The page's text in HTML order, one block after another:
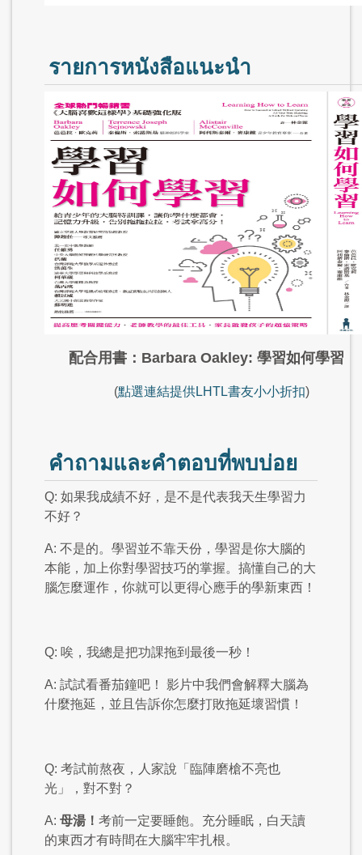
รายการหนังสือแนะนำ
配合用書：Barbara Oakley: 學習如何學習
(點選連結提供LHTL書友小小折扣)
คำถามและคำตอบที่พบบ่อย
Q: 如果我成績不好，是不是代表我天生學習力
不好？
A: 不是的。學習並不靠天份，學習是你大腦的
本能，加上你對學習技巧的掌握。搞懂自己的大
腦怎麼運作，你就可以更得心應手的學新東西！
Q: 唉，我總是把功課拖到最後一秒！
A: 試試看番茄鐘吧！ 影片中我們會解釋大腦為
什麼拖延，並且告訴你怎麼打敗拖延壞習慣！
Q: 考試前熬夜，人家說「臨陣磨槍不亮也
光」，對不對？
A: 母湯！ 考前一定要睡飽。充分睡眠，白天讀
的東西才有時間在大腦牢牢扎根。